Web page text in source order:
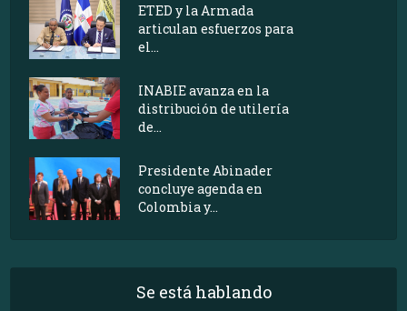
ETED y la Armada
articulan esfuerzos para
el...
INABIE avanza en la
distribución de utilería
de...
Presidente Abinader
concluye agenda en
Colombia y...
Se está hablando